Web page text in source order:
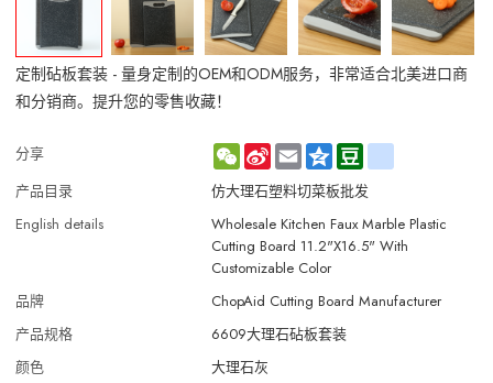
定制砧板套装 - 量身定制的OEM和ODM服务，非常适合北美进口商
和分销商。提升您的零售收藏！
分享 WeChat
Sina
Weibo
Email Qzone
产品目录
仿大理石塑料切菜板批发
English details
Wholesale Kitchen Faux Marble Plastic
Cutting Board 11.2"X16.5" With
Customizable Color
品牌
ChopAid Cutting Board Manufacturer
产品规格
6609大理石砧板套装
颜色
大理石灰